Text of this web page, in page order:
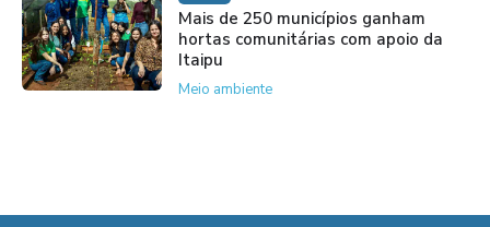
Mais de 250 municípios ganham
hortas comunitárias com apoio da
Itaipu
Meio ambiente